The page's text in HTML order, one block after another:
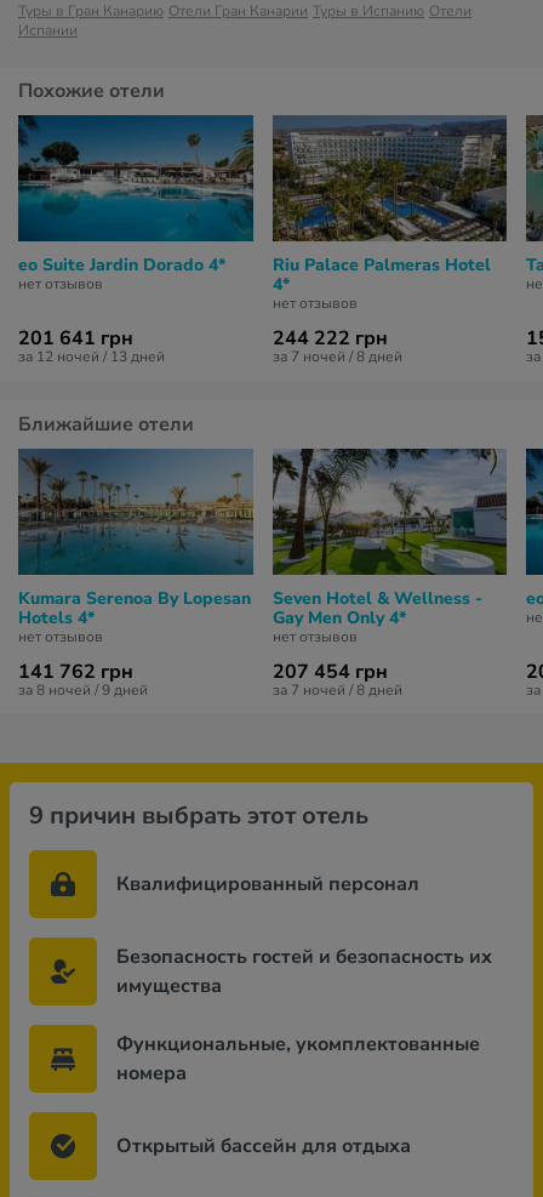
Туры в Гран Канарию Отели Гран Канарии Туры в Испанию Отели
Испании
Похожие отели
eo Suite Jardin Dorado 4*
нет отзывов
201 641 грн
за 12 ночей / 13 дней
Riu Palace Palmeras Hotel
4*
нет отзывов
244 222 грн
за 7 ночей / 8 дней
Ближайшие отели
Kumara Serenoa By Lopesan
Hotels 4*
нет отзывов
141 762 грн
за 8 ночей / 9 дней
Seven Hotel & Wellness -
Gay Men Only 4*
нет отзывов
207 454 грн
за 7 ночей / 8 дней
9 причин выбрать этот отель
Квалифицированный персонал
Безопасность гостей и безопасность их
имущества
Функциональные, укомплектованные
номера
Открытый бассейн для отдыха